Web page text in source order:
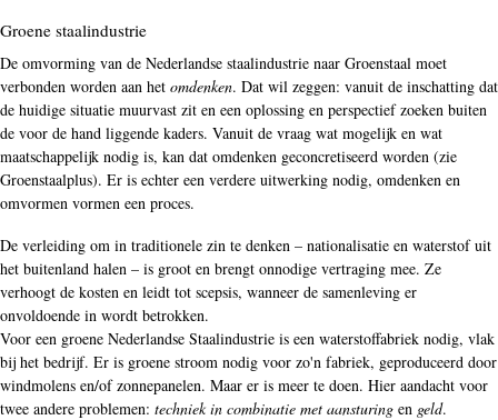
Groene staalindustrie
De omvorming van de Nederlandse staalindustrie naar Groenstaal moet
verbonden worden aan het omdenken. Dat wil zeggen: vanuit de inschatting dat
de huidige situatie muurvast zit en een oplossing en perspectief zoeken buiten
de voor de hand liggende kaders. Vanuit de vraag wat mogelijk en wat
maatschappelijk nodig is, kan dat omdenken geconcretiseerd worden (zie
Groenstaalplus). Er is echter een verdere uitwerking nodig, omdenken en
omvormen vormen een proces.
De verleiding om in traditionele zin te denken – nationalisatie en waterstof uit
het buitenland halen – is groot en brengt onnodige vertraging mee. Ze
verhoogt de kosten en leidt tot scepsis, wanneer de samenleving er
onvoldoende in wordt betrokken.
Voor een groene Nederlandse Staalindustrie is een waterstoffabriek nodig, vlak
bij het bedrijf. Er is groene stroom nodig voor zo'n fabriek, geproduceerd door
windmolens en/of zonnepanelen. Maar er is meer te doen. Hier aandacht voor
twee andere problemen: techniek in combinatie met aansturing en geld.